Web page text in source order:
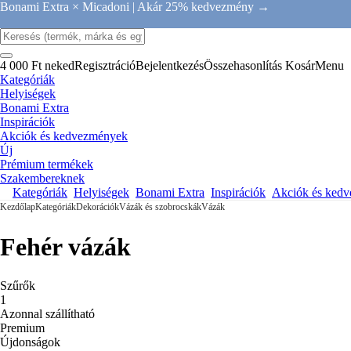
Bonami Extra × Micadoni | Akár 25% kedvezmény →
4 000 Ft nekedRegisztrációBejelentkezésÖsszehasonlítás KosárMenu
Kategóriák
Helyiségek
Bonami Extra
Inspirációk
Akciók és kedvezmények
Új
Prémium termékek
Szakembereknek
Kategóriák Helyiségek Bonami Extra Inspirációk Akciók és
KezdőlapKategóriákDekorációkVázák és szobrocskákVázák
Fehér vázák
Szűrők
1
Azonnal szállítható
Premium
Újdonságok